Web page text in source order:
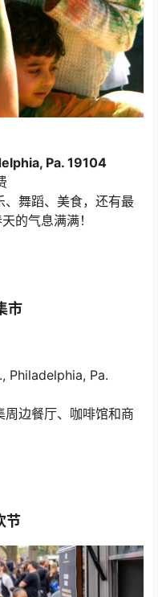
Pa. 19104
、舞蹈、美食，还有最
的气息满满！
市
Philadelphia, Pa.
边餐厅、咖啡馆和商
节